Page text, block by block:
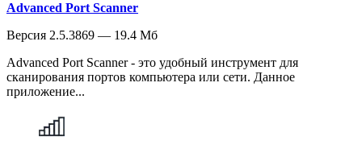
Advanced Port Scanner
Версия 2.5.3869 — 19.4 Мб
Advanced Port Scanner - это удобный инструмент для
сканирования портов компьютера или сети. Данное
приложение...